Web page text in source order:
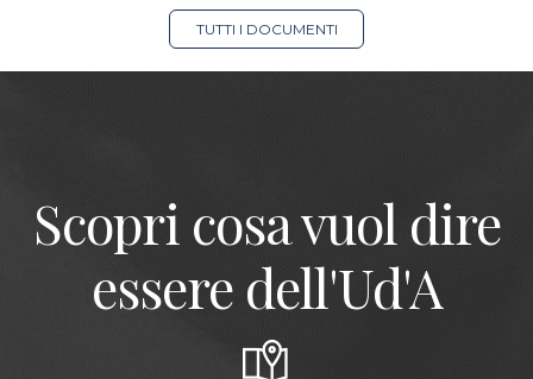
TUTTI I DOCUMENTI
Scopri cosa vuol dire
essere dell'Ud'A